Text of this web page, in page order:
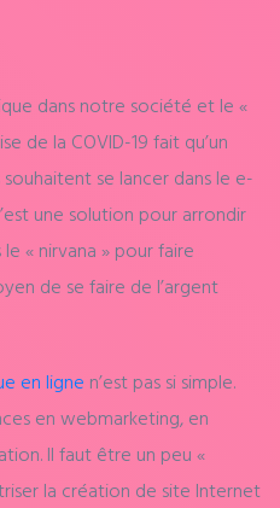
dans notre société et le «
de la COVID-19 fait qu’un
souhaitent se lancer dans le e-
une solution pour arrondir
« nirvana » pour faire
de se faire de l’argent
en ligne n’est pas si simple.
en webmarketing, en
Il faut être un peu «
la création de site Internet